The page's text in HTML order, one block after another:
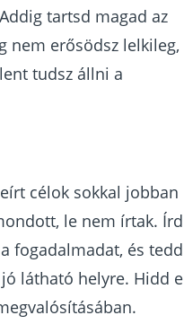
tartsd magad az
nem erősödsz lelkileg,
tudsz állni a
célok sokkal jobban
le nem írtak. Írd
fogadalmadat, és tedd
látható helyre. Hidd